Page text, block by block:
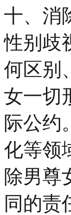
十、消
性别歧
何区别
女一切
际公约
化等领
除男尊
同的责